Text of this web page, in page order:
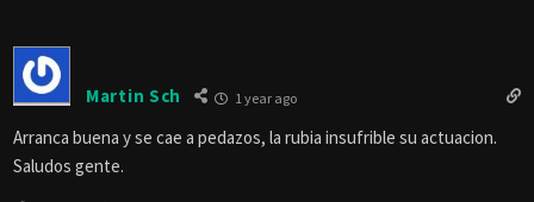
Martin Sch 1 year ago
Arranca buena y se cae a pedazos, la rubia insufrible su actuacion.
Saludos gente.